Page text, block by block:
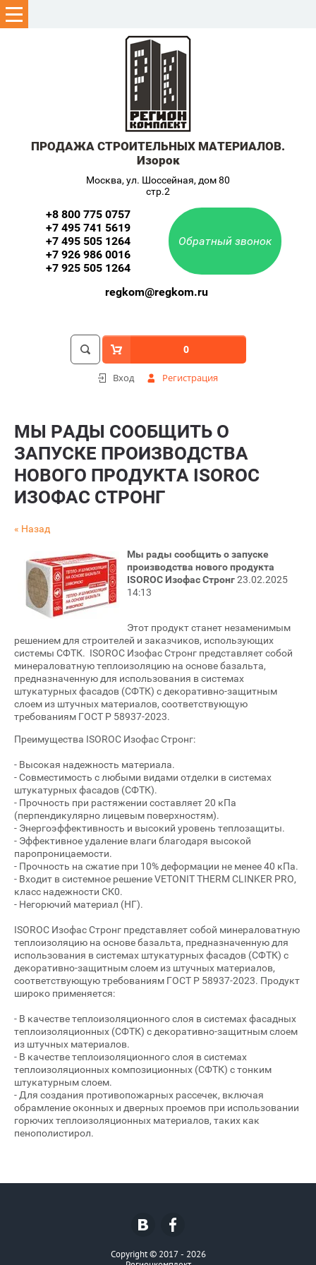
ПРОДАЖА СТРОИТЕЛЬНЫХ МАТЕРИАЛОВ.
Изорок
Москва, ул. Шоссейная, дом 80
стр.2
+8 800 775 0757
+7 495 741 5619
+7 495 505 1264
+7 926 986 0016
+7 925 505 1264
Обратный звонок
regkom@regkom.ru
0
Вход Регистрация
МЫ РАДЫ СООБЩИТЬ О
ЗАПУСКЕ ПРОИЗВОДСТВА
НОВОГО ПРОДУКТА ISOROC
ИЗОФАС СТРОНГ
« Назад
Мы рады сообщить о запуске
производства нового продукта
ISOROC Изофас Стронг23.02.2025
14:13
Этот продукт станет незаменимым
решением для строителей и заказчиков, использующих
системы СФТК. ISOROC Изофас Стронг представляет собой
минераловатную теплоизоляцию на основе базальта,
предназначенную для использования в системах
штукатурных фасадов (СФТК) с декоративно-защитным
слоем из штучных материалов, соответствующую
требованиям ГОСТ Р 58937-2023.
Преимущества ISOROC Изофас Стронг:
- Высокая надежность материала.
- Совместимость с любыми видами отделки в системах
штукатурных фасадов (СФТК).
- Прочность при растяжении составляет 20 кПа
(перпендикулярно лицевым поверхностям).
- Энергоэффективность и высокий уровень теплозащиты.
- Эффективное удаление влаги благодаря высокой
паропроницаемости.
- Прочность на сжатие при 10% деформации не менее 40 кПа.
- Входит в системное решение VETONIT THERM CLINKER PRO,
класс надежности СК0.
- Негорючий материал (НГ).
ISOROC Изофас Стронг представляет собой минераловатную
теплоизоляцию на основе базальта, предназначенную для
использования в системах штукатурных фасадов (СФТК) с
декоративно-защитным слоем из штучных материалов,
соответствующую требованиям ГОСТ Р 58937-2023. Продукт
широко применяется:
- В качестве теплоизоляционного слоя в системах фасадных
теплоизоляционных (СФТК) с декоративно-защитным слоем
из штучных материалов.
- В качестве теплоизоляционного слоя в системах
теплоизоляционных композиционных (СФТК) с тонким
штукатурным слоем.
- Для создания противопожарных рассечек, включая
обрамление оконных и дверных проемов при использовании
горючих теплоизоляционных материалов, таких как
пенополистирол.
Copyright © 2017 - 2026